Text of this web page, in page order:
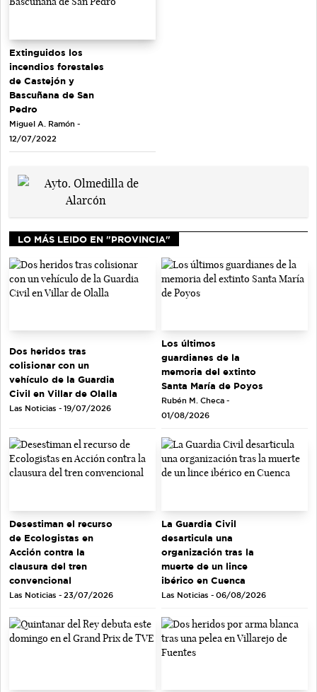
Extinguidos los
incendios forestales
de Castejón y
Bascuñana de San
Pedro
Miguel A. Ramón -
12/07/2022
LO MÁS LEIDO EN "PROVINCIA"
Dos heridos tras
colisionar con un
vehículo de la Guardia
Civil en Villar de Olalla
Las Noticias - 19/07/2026
Los últimos
guardianes de la
memoria del extinto
Santa María de Poyos
Rubén M. Checa -
01/08/2026
Desestiman el recurso
de Ecologistas en
Acción contra la
clausura del tren
convencional
Las Noticias - 23/07/2026
La Guardia Civil
desarticula una
organización tras la
muerte de un lince
ibérico en Cuenca
Las Noticias - 06/08/2026